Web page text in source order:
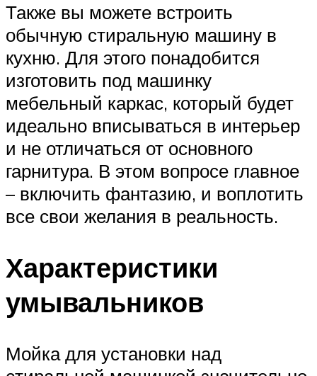
Также вы можете встроить
обычную стиральную машину в
кухню. Для этого понадобится
изготовить под машинку
мебельный каркас, который будет
идеально вписываться в интерьер
и не отличаться от основного
гарнитура. В этом вопросе главное
– включить фантазию, и воплотить
все свои желания в реальность.
Характеристики
умывальников
Мойка для установки над